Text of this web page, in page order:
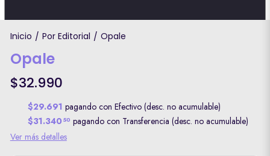
Inicio / Por Editorial / Opale
Opale
$32.990
$29.691 pagando con Efectivo (desc. no acumulable)
$31.340 50 pagando con Transferencia (desc. no acumulable)
Ver más detalles